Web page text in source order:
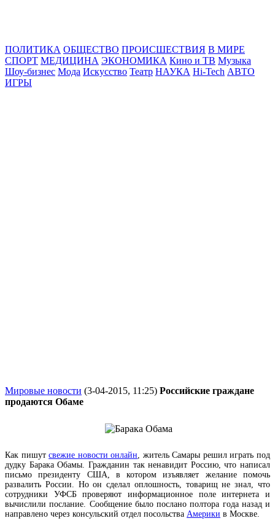
ПОЛИТИКА ОБЩЕСТВО ПРОИСШЕСТВИЯ В МИРЕ
СПОРТ МЕДИЦИНА ЭКОНОМИКА Кино и ТВ Музыка
Шоу-бизнес Мода Искусство Театр НАУКА Hi-Tech АВТО
ИГРЫ
Мировые новости (3-04-2015, 11:25) Российские граждане
продаются Обаме
Как пишутсвежие новости онлайн, житель Самары решил играть под
дудку Барака Обамы. Гражданин так ненавидит Россию, что написал
письмо президенту США, в котором изъявляет желание помочь
развалить России. Но он сделал оплошность, товарищ не знал, что
сотрудники УФСБ проверяют информационное поле интернета и
вычислили послание. Сообщение было послано полтора года назад и
направлено через консульский отдел посольства Америки в Москве.